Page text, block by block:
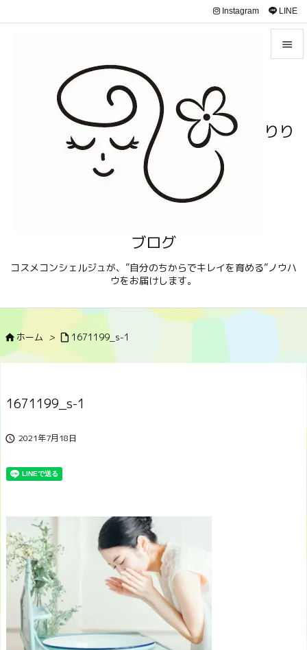
りり
ブログ
コスメコンシェルジュが、”自分のちからでキレイを育める”ノウハ
ウをお届けします。

サイド
Instagram LINE
ホーム >  1671199_s-1
1671199_s-1
 2021年7月18日